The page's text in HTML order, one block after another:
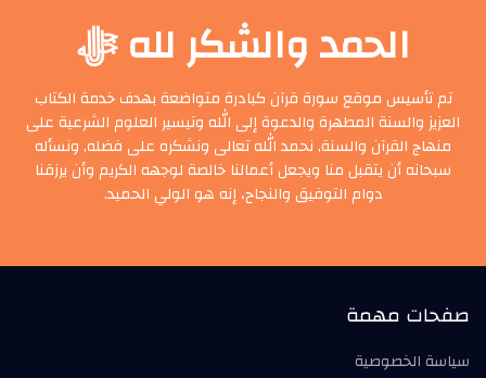
الحمد والشكر لله ﷻ
تم تأسيس موقع سورة قرآن كبادرة متواضعة بهدف خدمة الكتاب
العزيز والسنة المطهرة والدعوة إلى الله وتيسير العلوم الشرعية على
منهاج القرآن والسنة, نحمد الله تعالى ونشكره على فضله, ونسأله
سبحانه أن يتقبل منا ويجعل أعمالنا خالصة لوجهه الكريم وأن يرزقنا
دوام التوفيق والنجاح، إنه هو الولي الحميد.
صفحات مهمة
سياسة الخصوصية